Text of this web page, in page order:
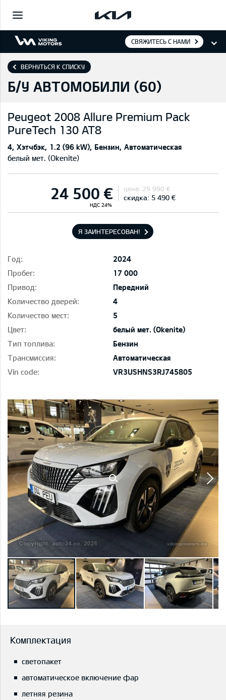
СВЯЖИТЕСЬ С НАМИ
ВЕРНУТЬСЯ К СПИСКУ
Б/У АВТОМОБИЛИ (60)
Peugeot 2008 Allure Premium Pack
PureTech 130 AT8
4 Хэтчбэк 1.2 (96 kW) Бензин Автоматическая
белый мет. (Okenite)
24 500 €
НДС 24%
цена: 29 990 €
скидка: 5 490 €
Я ЗАИНТЕРЕСОВАН!
Год:
2024
Пробег:
17 000
Привод:
Передний
Количество дверей:
4
Количество мест:
5
Цвет:
белый мет. (Okenite)
Тип топлива:
Бензин
Трансмиссия:
Автоматическая
Vin code:
VR3USHNS3RJ745805
Комплектация
светопакет
автоматическое включение фар
летняя резина